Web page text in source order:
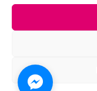
© 2026 - 2026 •